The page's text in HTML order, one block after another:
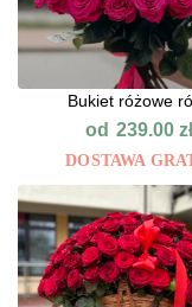
Bukiet różowe
od 239.00 zł
DOSTAWA